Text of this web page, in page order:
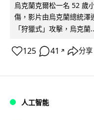
烏克蘭克爾松一名 52 歲
傷，影片由烏克蘭總統澤
「狩獵式」攻擊，烏克蘭
125 41 ↗ 分享
人工智能